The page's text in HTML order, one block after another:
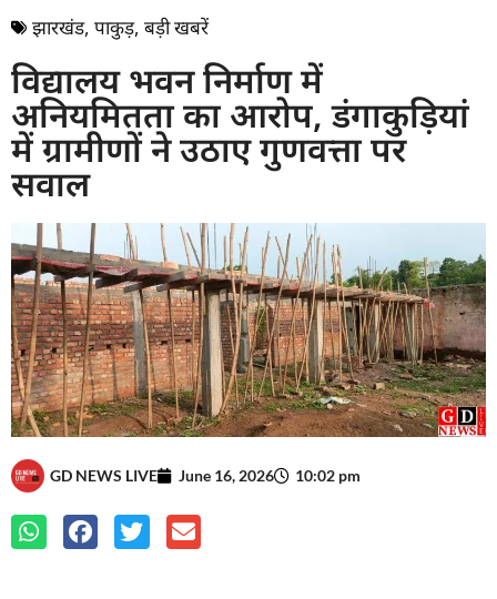
झारखंड, पाकुड़, बड़ी खबरें
विद्यालय भवन निर्माण में
अनियमितता का आरोप, डंगाकुड़ियां
में ग्रामीणों ने उठाए गुणवत्ता पर
सवाल
GD NEWS LIVE June 16, 2026 10:02 pm